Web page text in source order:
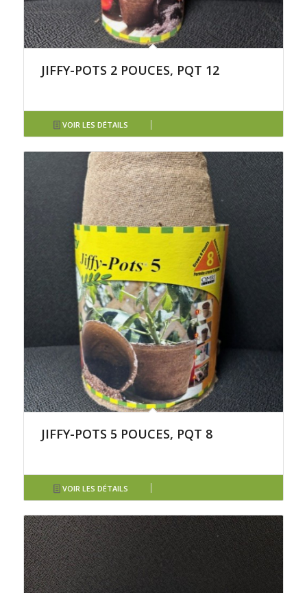
JIFFY-POTS 2 POUCES, PQT 12
VOIR LES DÉTAILS
JIFFY-POTS 5 POUCES, PQT 8
VOIR LES DÉTAILS